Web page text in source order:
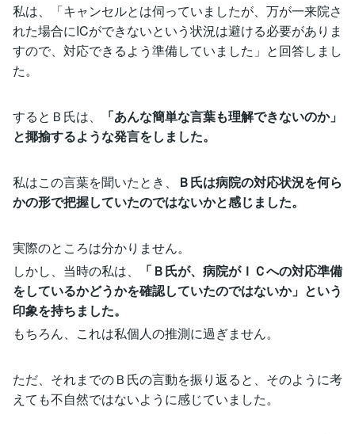
私は、「キャンセルとは伺っていましたが、万が一来院さ
れた場合にICができないという状況は避ける必要がありま
すので、対応できるよう準備していました」と回答しまし
た。
するとＢ氏は、
「あんな簡単な言葉も理解できないのか」
と揶揄するような発言をしました。
私はこの言葉を聞いたとき、
Ｂ氏は病院の対応状況を何ら
かの形で把握していたのではないかと感じました。
実際のところは分かりません。
しかし、当時の私は、
「Ｂ氏が、病院がＩＣへの対応準備
をしているかどうかを確認していたのではないか」という
印象を持ちました。
もちろん、これは私個人の推測に過ぎません。
ただ、それまでのＢ氏の言動を振り返ると、そのように考
えても不自然ではないように感じていました。